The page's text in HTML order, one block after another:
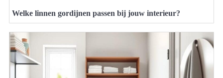
Welke linnen gordijnen passen bij jouw interieur?